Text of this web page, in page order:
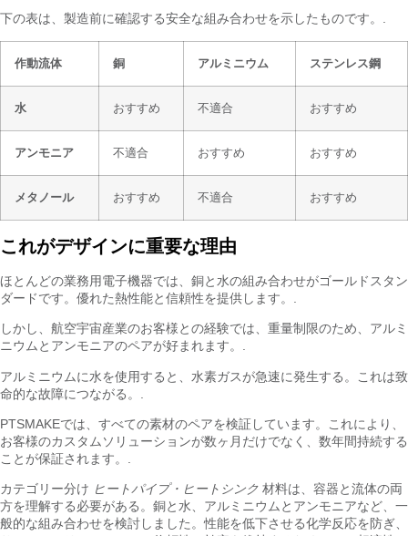
下の表は、製造前に確認する安全な組み合わせを示したものです。.
作動流体 銅 アルミニウム ステンレス鋼
水 おすすめ 不適合 おすすめ
アンモニア 不適合 おすすめ おすすめ
メタノール おすすめ 不適合 おすすめ
これがデザインに重要な理由
ほとんどの業務用電子機器では、銅と水の組み合わせがゴールドスタン
ダードです。優れた熱性能と信頼性を提供します。.
しかし、航空宇宙産業のお客様との経験では、重量制限のため、アルミ
ニウムとアンモニアのペアが好まれます。.
アルミニウムに水を使用すると、水素ガスが急速に発生する。これは致
命的な故障につながる。.
PTSMAKEでは、すべての素材のペアを検証しています。これにより、
お客様のカスタムソリューションが数ヶ月だけでなく、数年間持続する
ことが保証されます。.
カテゴリー分け ヒートパイプ・ヒートシンク 材料は、容器と流体の両
方を理解する必要がある。銅と水、アルミニウムとアンモニアなど、一
般的な組み合わせを検討しました。性能を低下させる化学反応を防ぎ、